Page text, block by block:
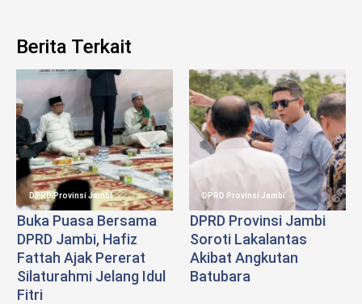
Berita Terkait
DPRD Provinsi Jambi
Buka Puasa Bersama
DPRD Jambi, Hafiz
Fattah Ajak Pererat
Silaturahmi Jelang Idul
Fitri
DPRD Provinsi Jambi
DPRD Provinsi Jambi
Soroti Lakalantas
Akibat Angkutan
Batubara